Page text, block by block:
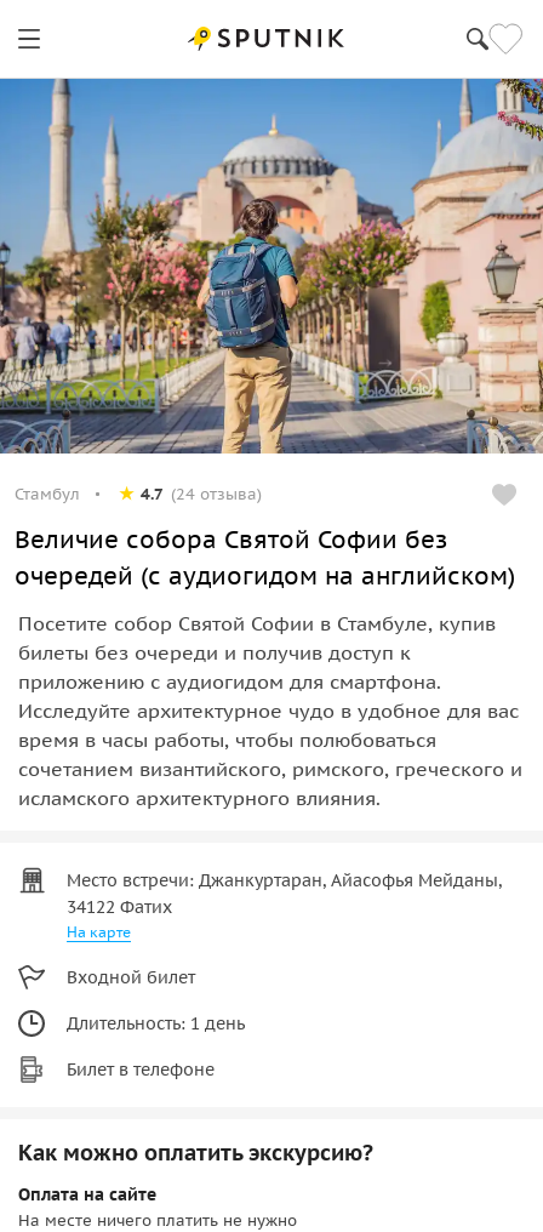
Стамбул 4.7 (24 отзыва)
Величие собора Святой Софии без
очередей (с аудиогидом на английском)
Посетите собор Святой Софии в Стамбуле, купив
билеты без очереди и получив доступ к
приложению с аудиогидом для смартфона.
Исследуйте архитектурное чудо в удобное для вас
время в часы работы, чтобы полюбоваться
сочетанием византийского, римского, греческого и
исламского архитектурного влияния.
Место встречи: Джанкуртаран, Айасофья Мейданы,
34122 Фатих
На карте
Входной билет
Длительность: 1 день
Билет в телефоне
Как можно оплатить экскурсию?
Оплата на сайте
На месте ничего платить не нужно